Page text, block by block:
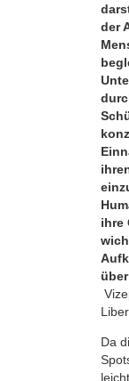
der
ihre
Da